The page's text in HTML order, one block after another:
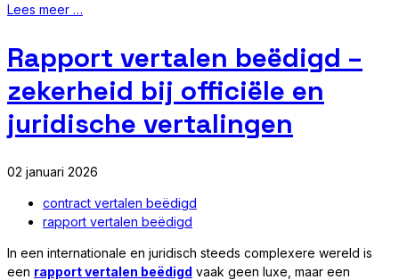
Lees meer …
Rapport vertalen beëdigd –
zekerheid bij officiële en
juridische vertalingen
02 januari 2026
contract vertalen beëdigd
rapport vertalen beëdigd
In een internationale en juridisch steeds complexere wereld is
een rapport vertalen beëdigd vaak geen luxe, maar een